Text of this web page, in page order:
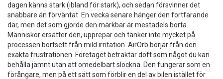
dagen känns stark (ibland för stark), och sedan försvinner det
snabbare än förväntat. En vecka senare hänger den fortfarande
där, men det som gjorde den märkbar är mestadels borta.
Människor ersätter den, upprepar och tänker inte mycket på
processen bortsett från mild irritation. AirOrb börjar från den
exakta frustrationen. Företaget betraktar doft som något du kan
behålla jämnt utan att omedelbart slockna. Den fungerar som en
förångare, men på ett sätt som förblir en del av bilen istället för